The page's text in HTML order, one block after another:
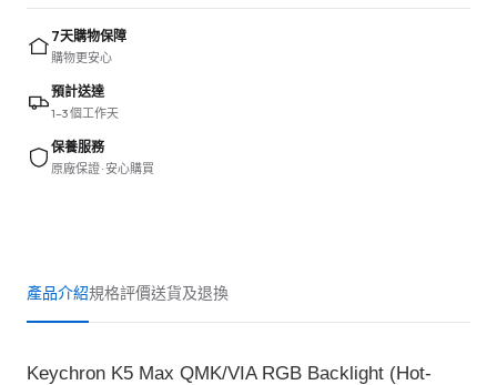
7天購物保障
購物更安心
預計送達
1–3 個工作天
保養服務
原廠保證 · 安心購買
產品介紹規格評價送貨及退換
Keychron K5 Max QMK/VIA RGB Backlight (Hot-